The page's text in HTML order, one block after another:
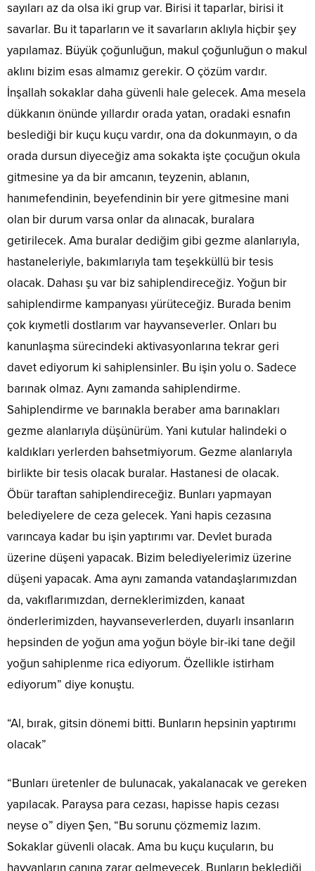
sayıları az da olsa iki grup var. Birisi it taparlar, birisi it
savarlar. Bu it taparların ve it savarların aklıyla hiçbir şey
yapılamaz. Büyük çoğunluğun, makul çoğunluğun o makul
aklını bizim esas almamız gerekir. O çözüm vardır.
İnşallah sokaklar daha güvenli hale gelecek. Ama mesela
dükkanın önünde yıllardır orada yatan, oradaki esnafın
beslediği bir kuçu kuçu vardır, ona da dokunmayın, o da
orada dursun diyeceğiz ama sokakta işte çocuğun okula
gitmesine ya da bir amcanın, teyzenin, ablanın,
hanımefendinin, beyefendinin bir yere gitmesine mani
olan bir durum varsa onlar da alınacak, buralara
getirilecek. Ama buralar dediğim gibi gezme alanlarıyla,
hastaneleriyle, bakımlarıyla tam teşekküllü bir tesis
olacak. Dahası şu var biz sahiplendireceğiz. Yoğun bir
sahiplendirme kampanyası yürüteceğiz. Burada benim
çok kıymetli dostlarım var hayvanseverler. Onları bu
kanunlaşma sürecindeki aktivasyonlarına tekrar geri
davet ediyorum ki sahiplensinler. Bu işin yolu o. Sadece
barınak olmaz. Aynı zamanda sahiplendirme.
Sahiplendirme ve barınakla beraber ama barınakları
gezme alanlarıyla düşünürüm. Yani kutular halindeki o
kaldıkları yerlerden bahsetmiyorum. Gezme alanlarıyla
birlikte bir tesis olacak buralar. Hastanesi de olacak.
Öbür taraftan sahiplendireceğiz. Bunları yapmayan
belediyelere de ceza gelecek. Yani hapis cezasına
varıncaya kadar bu işin yaptırımı var. Devlet burada
üzerine düşeni yapacak. Bizim belediyelerimiz üzerine
düşeni yapacak. Ama aynı zamanda vatandaşlarımızdan
da, vakıflarımızdan, derneklerimizden, kanaat
önderlerimizden, hayvanseverlerden, duyarlı insanların
hepsinden de yoğun ama yoğun böyle bir-iki tane değil
yoğun sahiplenme rica ediyorum. Özellikle istirham
ediyorum” diye konuştu.
“Al, bırak, gitsin dönemi bitti. Bunların hepsinin yaptırımı
olacak”
“Bunları üretenler de bulunacak, yakalanacak ve gereken
yapılacak. Paraysa para cezası, hapisse hapis cezası
neyse o” diyen Şen, “Bu sorunu çözmemiz lazım.
Sokaklar güvenli olacak. Ama bu kuçu kuçuların, bu
hayvanların canına zarar gelmeyecek. Bunların beklediği